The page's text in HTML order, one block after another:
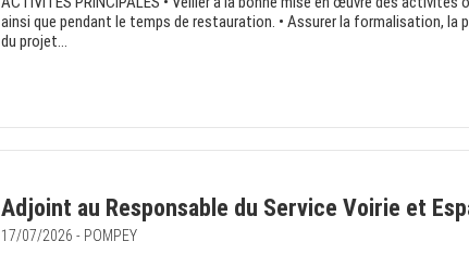
ainsi que pendant le temps de restauration. • Assurer la formalisation, la
du projet...
Adjoint au Responsable du Service Voirie et
17/07/2026 - POMPEY